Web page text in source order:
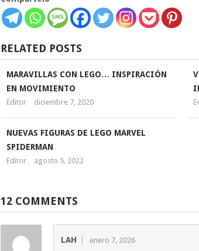
RELATED POSTS
MARAVILLAS CON LEGO… INSPIRACIÓN
EN MOVIMIENTO
Editor diciembre 7, 2020
NUEVAS FIGURAS DE LEGO MARVEL
SPIDERMAN
Editor agosto 5, 2022
12 COMMENTS
LAH enero 7, 2026